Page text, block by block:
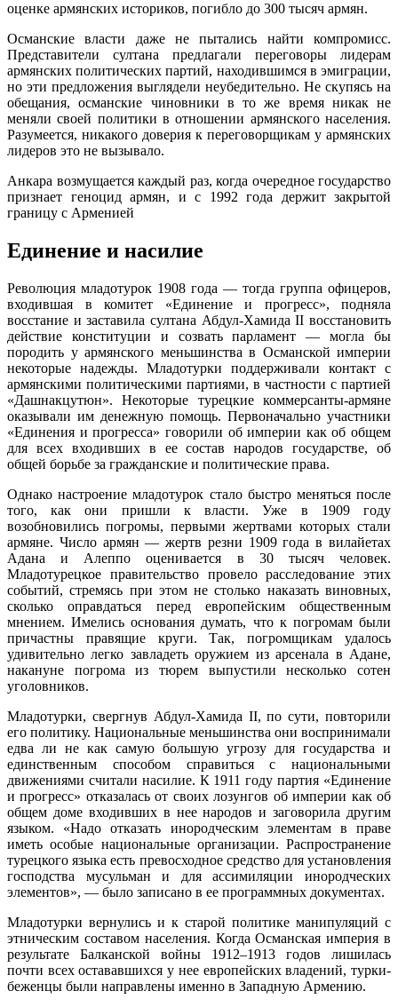
оценке армянских историков, погибло до 300 тысяч армян.
Османские власти даже не пытались найти компромисс.
Представители султана предлагали переговоры лидерам
армянских политических партий, находившимся в эмиграции,
но эти предложения выглядели неубедительно. Не скупясь на
обещания, османские чиновники в то же время никак не
меняли своей политики в отношении армянского населения.
Разумеется, никакого доверия к переговорщикам у армянских
лидеров это не вызывало.
Анкара возмущается каждый раз, когда очередное государство
признает геноцид армян, и с 1992 года держит закрытой
границу с Арменией
Единение и насилие
Революция младотурок 1908 года — тогда группа офицеров,
входившая в комитет «Единение и прогресс», подняла
восстание и заставила султана Абдул-Хамида II восстановить
действие конституции и созвать парламент — могла бы
породить у армянского меньшинства в Османской империи
некоторые надежды. Младотурки поддерживали контакт с
армянскими политическими партиями, в частности с партией
«Дашнакцутюн». Некоторые турецкие коммерсанты-армяне
оказывали им денежную помощь. Первоначально участники
«Единения и прогресса» говорили об империи как об общем
для всех входивших в ее состав народов государстве, об
общей борьбе за гражданские и политические права.
Однако настроение младотурок стало быстро меняться после
того, как они пришли к власти. Уже в 1909 году
возобновились погромы, первыми жертвами которых стали
армяне. Число армян — жертв резни 1909 года в вилайетах
Адана и Алеппо оценивается в 30 тысяч человек.
Младотурецкое правительство провело расследование этих
событий, стремясь при этом не столько наказать виновных,
сколько оправдаться перед европейским общественным
мнением. Имелись основания думать, что к погромам были
причастны правящие круги. Так, погромщикам удалось
удивительно легко завладеть оружием из арсенала в Адане,
накануне погрома из тюрем выпустили несколько сотен
уголовников.
Младотурки, свергнув Абдул-Хамида II, по сути, повторили
его политику. Национальные меньшинства они воспринимали
едва ли не как самую большую угрозу для государства и
единственным способом справиться с национальными
движениями считали насилие. К 1911 году партия «Единение
и прогресс» отказалась от своих лозунгов об империи как об
общем доме входивших в нее народов и заговорила другим
языком. «Надо отказать инородческим элементам в праве
иметь особые национальные организации. Распространение
турецкого языка есть превосходное средство для установления
господства мусульман и для ассимиляции инородческих
элементов», — было записано в ее программных документах.
Младотурки вернулись и к старой политике манипуляций с
этническим составом населения. Когда Османская империя в
результате Балканской войны 1912–1913 годов лишилась
почти всех остававшихся у нее европейских владений, турки-
беженцы были направлены именно в Западную Армению.